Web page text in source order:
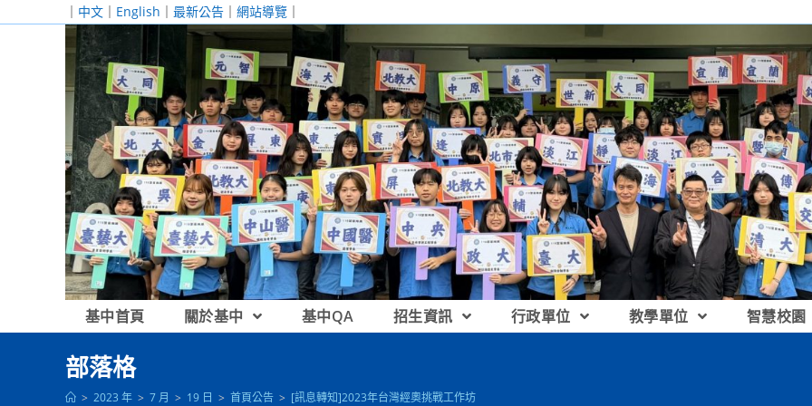
｜ 中文 ｜ English ｜ 最新公告 ｜ 網站導覽 ｜
基中首頁 關於基中 基中QA 招生資訊 行政單位 教學單位 智慧校園
部落格
> 2023 年 > 7 月 > 19 日 > 首頁公告 > [訊息轉知]2023年台灣經奧挑戰工作坊